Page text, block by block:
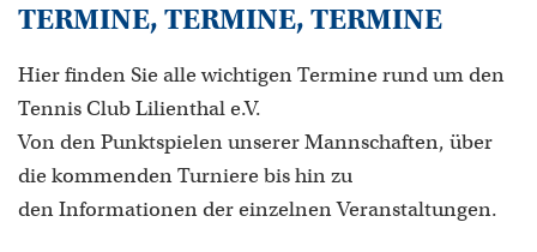
TERMINE, TERMINE, TERMINE
Hier finden Sie alle wichtigen Termine rund um den
Tennis Club Lilienthal e.V.
Von den Punktspielen unserer Mannschaften, über
die kommenden Turniere bis hin zu
den Informationen der einzelnen Veranstaltungen.